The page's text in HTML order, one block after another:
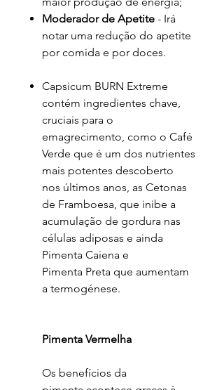
Moderador de Apetite - Irá
notar uma redução do apetite
por comida e por doces.
Capsicum BURN Extreme
contém ingredientes chave,
cruciais para o
emagrecimento, como o Café
Verde que é um dos nutrientes
mais potentes descoberto
nos últimos anos, as Cetonas
de Framboesa, que inibe a
acumulação de gordura nas
células adiposas e ainda
Pimenta Caiena e
Pimenta Preta que aumentam
a termogénese.
Pimenta Vermelha
Os benefícios da